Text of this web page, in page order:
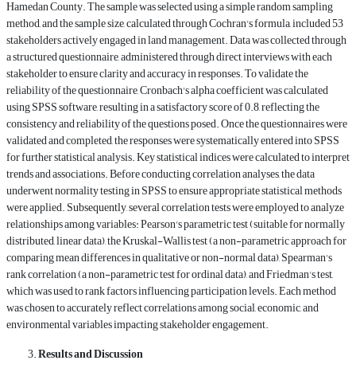
Hamedan County. The sample was selected using a simple random sampling
method, and the sample size, calculated through Cochran's formula, included 53
stakeholders actively engaged in land management. Data was collected through
a structured questionnaire, administered through direct interviews with each
stakeholder to ensure clarity and accuracy in responses. To validate the
reliability of the questionnaire, Cronbach's alpha coefficient was calculated
using SPSS software, resulting in a satisfactory score of 0.8, reflecting the
consistency and reliability of the questions posed. Once the questionnaires were
validated and completed, the responses were systematically entered into SPSS
for further statistical analysis. Key statistical indices were calculated to interpret
trends and associations. Before conducting correlation analyses, the data
underwent normality testing in SPSS to ensure appropriate statistical methods
were applied. Subsequently, several correlation tests were employed to analyze
relationships among variables: Pearson's parametric test (suitable for normally
distributed, linear data), the Kruskal-Wallis test (a non-parametric approach for
comparing mean differences in qualitative or non-normal data), Spearman's
rank correlation (a non-parametric test for ordinal data), and Friedman's test,
which was used to rank factors influencing participation levels. Each method
was chosen to accurately reflect correlations among social, economic, and
environmental variables impacting stakeholder engagement.
Results and Discussion